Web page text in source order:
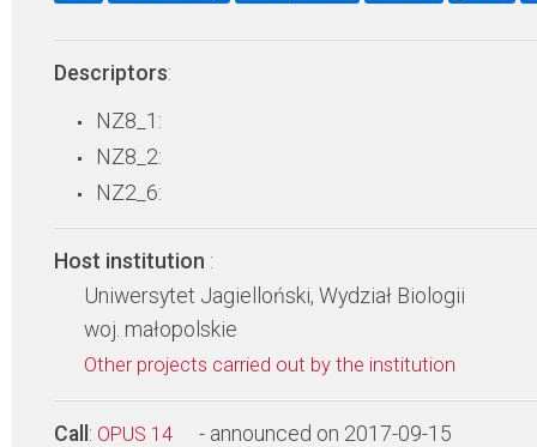
Descriptors:
NZ8_1:
NZ8_2:
NZ2_6:
Host institution :
Uniwersytet Jagielloński, Wydział Biologii
woj. małopolskie
Other projects carried out by the institution
Call : OPUS 14 - announced on 2017-09-15